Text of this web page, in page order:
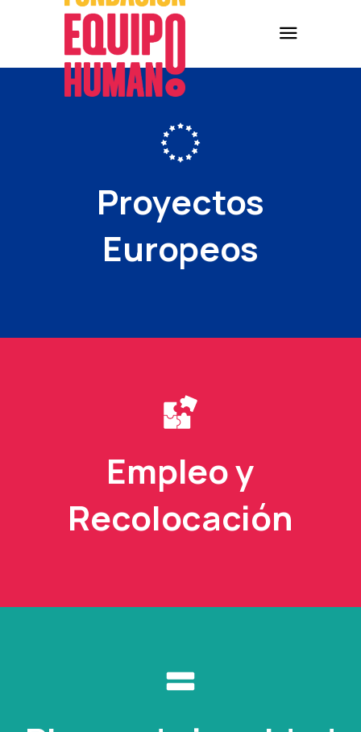
Proyectos
Europeos
Empleo y
Recolocación​